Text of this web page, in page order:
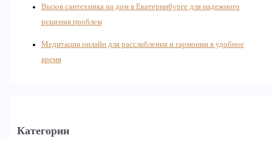
Вызов сантехника на дом в Екатеринбурге для надежного
решения проблем
Медитация онлайн для расслабления и гармонии в удобное
время
Категории